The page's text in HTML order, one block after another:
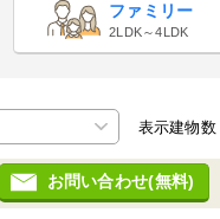
ファミリー
2LDK～4LDK
表示建物数
お問い合わせ(無料)